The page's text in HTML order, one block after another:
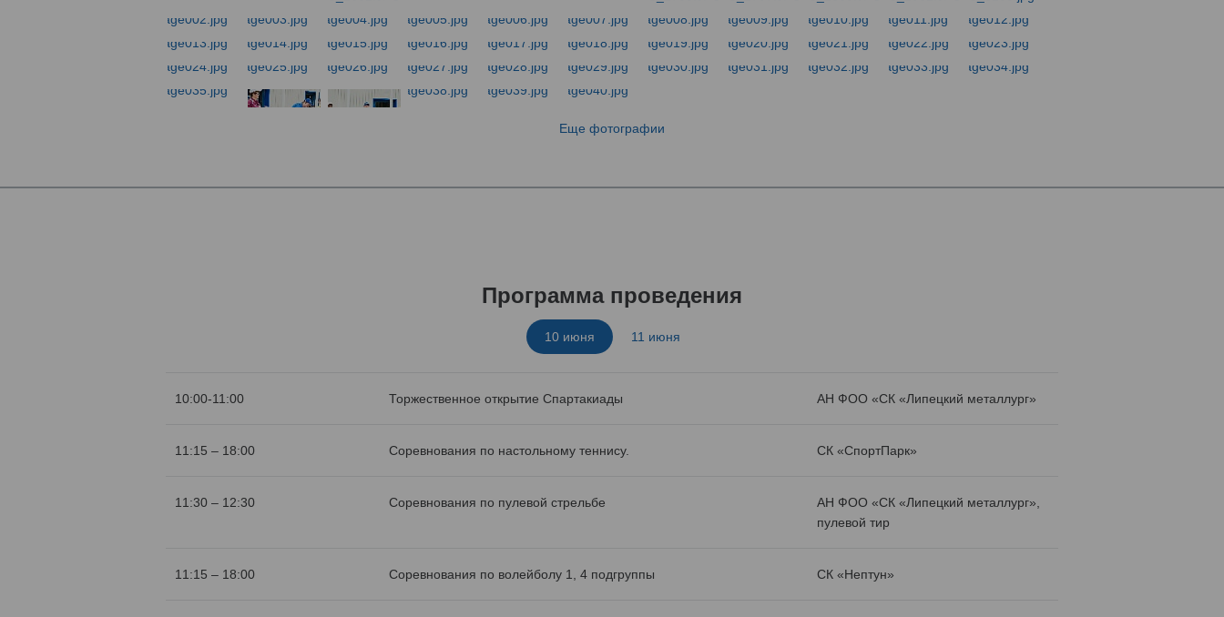
Еще фотографии
Программа проведения
10 июня 11 июня
10:00-11:00 Торжественное открытие Спартакиады АН ФОО «СК «Липецкий металлург»
11:15 – 18:00 Соревнования по настольному теннису. СК «СпортПарк»
11:30 – 12:30 Соревнования по пулевой стрельбе
АН ФОО «СК «Липецкий металлург»,
пулевой тир
11:15 – 18:00 Соревнования по волейболу 1, 4 подгруппы СК «Нептун»